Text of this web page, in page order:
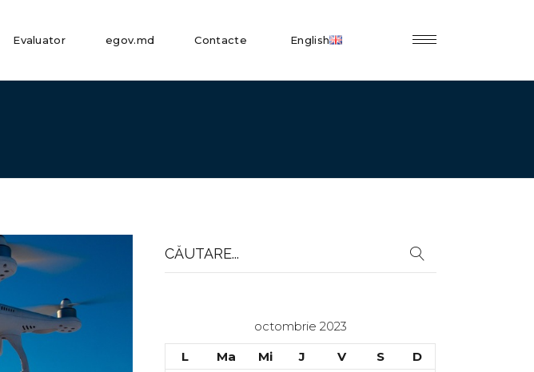
Evaluator egov.md Contacte English
Search
for:
octombrie 2023
L
Ma Mi J V S
D